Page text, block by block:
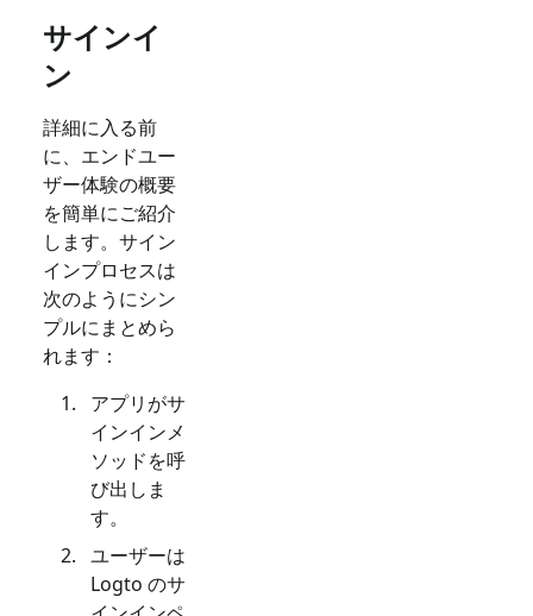
サインイ
ン
詳細に入る前
に、エンドユー
ザー体験の概要
を簡単にご紹介
します。サイン
インプロセスは
次のようにシン
プルにまとめら
れます：
アプリがサ
インインメ
ソッドを呼
び出しま
す。
ユーザーは
Logto のサ